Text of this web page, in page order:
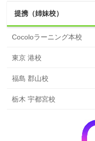
提携（姉妹校）
Cocoloラーニング本校
東京 港校
福島 郡山校
栃木 宇都宮校